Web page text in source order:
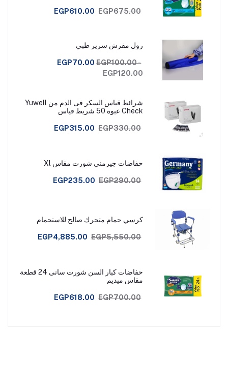
EGP610.00 EGP675.00
رول مفرش سرير طبي
EGP70.00 EGP100.00 -
EGP120.00
شرائط قياس السكر فى الدم من Yuwell
Check عبوة 50 شريط قياس
EGP315.00 EGP330.00
حفاضات جيرمني شورت مقاس Xl
EGP235.00 EGP290.00
كرسي حمام متحرك صالح للاستحمام
EGP4,885.00 EGP5,550.00
حفاضات كبار السن شورت سانى 24 قطعة
مقاس ميديم
EGP618.00 EGP700.00